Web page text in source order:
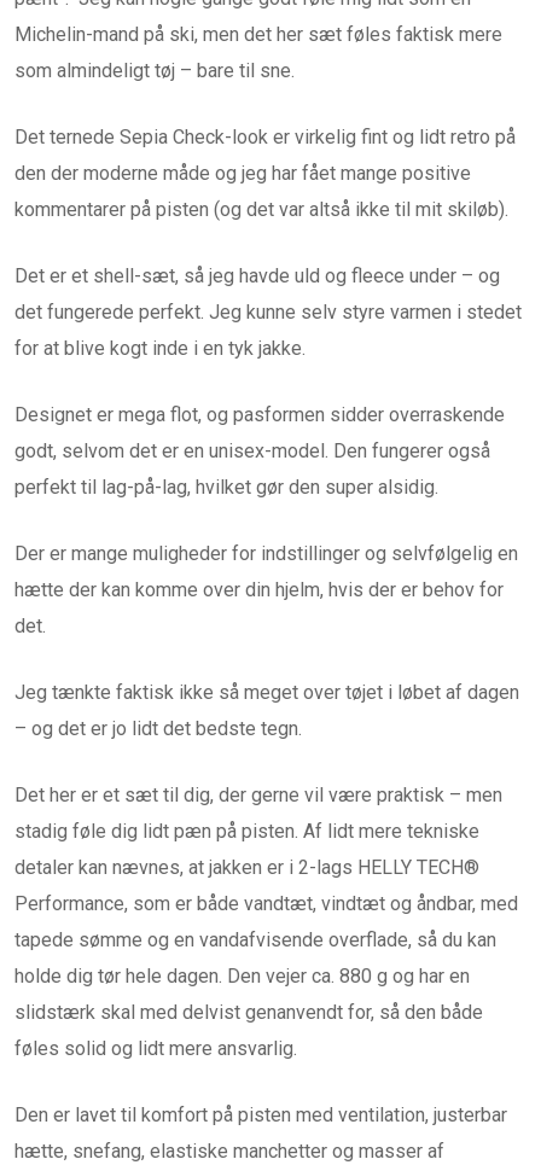
Michelin-mand på ski, men det her sæt føles faktisk mere
som almindeligt tøj – bare til sne.
Det ternede Sepia Check-look er virkelig fint og lidt retro på
den der moderne måde og jeg har fået mange positive
kommentarer på pisten (og det var altså ikke til mit skiløb).
Det er et shell-sæt, så jeg havde uld og fleece under – og
det fungerede perfekt. Jeg kunne selv styre varmen i stedet
for at blive kogt inde i en tyk jakke.
Designet er mega flot, og pasformen sidder overraskende
godt, selvom det er en unisex-model. Den fungerer også
perfekt til lag-på-lag, hvilket gør den super alsidig.
Der er mange muligheder for indstillinger og selvfølgelig en
hætte der kan komme over din hjelm, hvis der er behov for
det.
Jeg tænkte faktisk ikke så meget over tøjet i løbet af dagen
– og det er jo lidt det bedste tegn.
Det her er et sæt til dig, der gerne vil være praktisk – men
stadig føle dig lidt pæn på pisten. Af lidt mere tekniske
detaler kan nævnes, at jakken er i 2-lags HELLY TECH®
Performance, som er både vandtæt, vindtæt og åndbar, med
tapede sømme og en vandafvisende overflade, så du kan
holde dig tør hele dagen. Den vejer ca. 880 g og har en
slidstærk skal med delvist genanvendt for, så den både
føles solid og lidt mere ansvarlig.
Den er lavet til komfort på pisten med ventilation, justerbar
hætte, snefang, elastiske manchetter og masser af